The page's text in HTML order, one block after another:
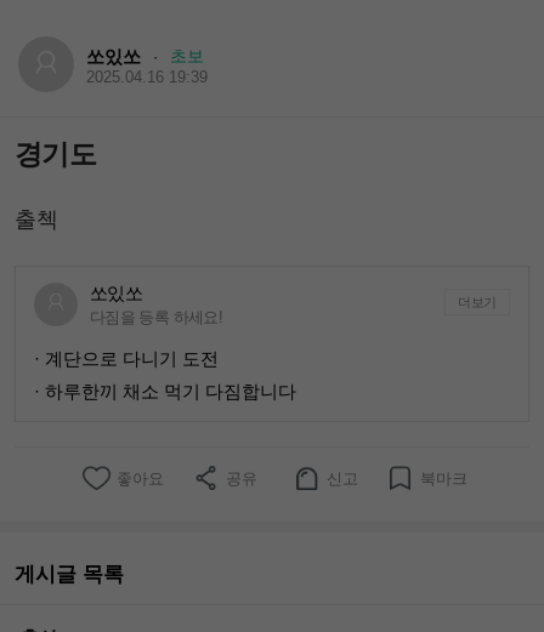
쏘있쏘 · 초보
2025.04.16 19:39
경기도
출첵
쏘있쏘
다짐을 등록 하세요!
더보기
· 계단으로 다니기 도전
· 하루한끼 채소 먹기 다짐합니다
좋아요 공유 신고 북마크
게시글 목록